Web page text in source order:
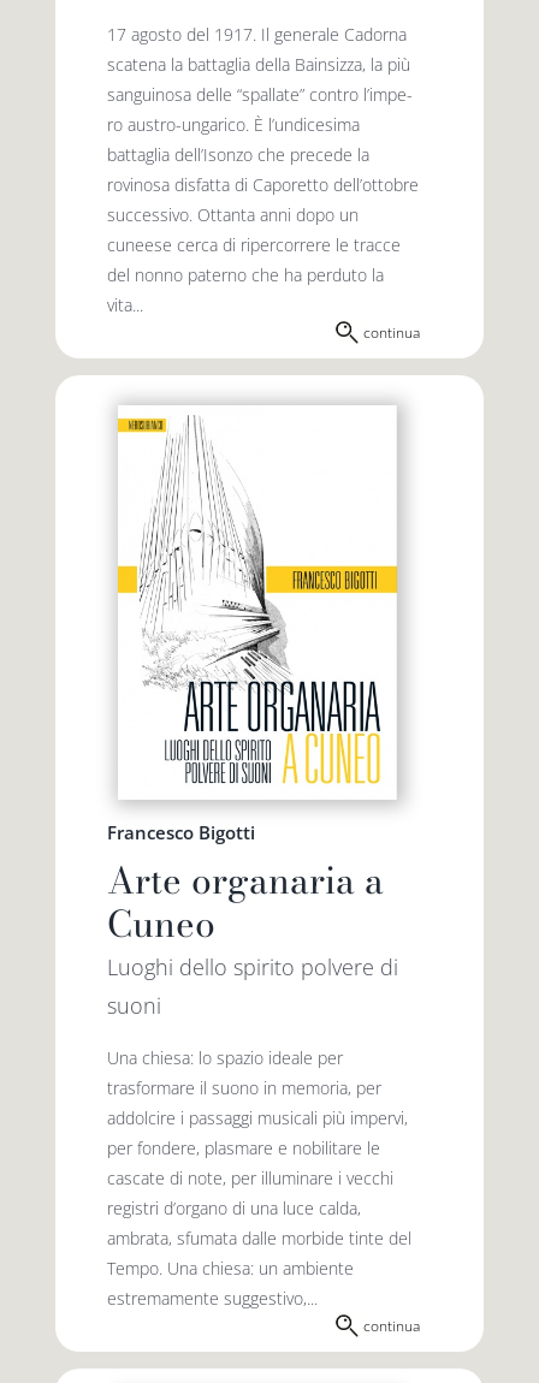
17 agosto del 1917. Il generale Cadorna
scatena la battaglia della Bainsizza, la più
sanguinosa delle “spallate” contro l’im­pe­
ro austro-ungarico. È l’undicesima
battaglia dell’Isonzo che precede la
rovinosa disfatta di Caporetto dell’ottobre
successivo. Ottanta anni dopo un
cuneese cerca di ripercorrere le tracce
del nonno paterno che ha perduto la
vita...
continua
Francesco Bigotti
Arte organaria a
Cuneo
Luoghi dello spirito polvere di
suoni
Una chiesa: lo spazio ideale per
trasformare il suono in memoria, per
addolcire i passaggi musicali più impervi,
per fondere, plasmare e nobilitare le
cascate di note, per illuminare i vecchi
registri d’organo di una luce calda,
ambrata, sfumata dalle morbide tinte del
Tempo. Una chiesa: un ambiente
estremamente suggestivo,...
continua